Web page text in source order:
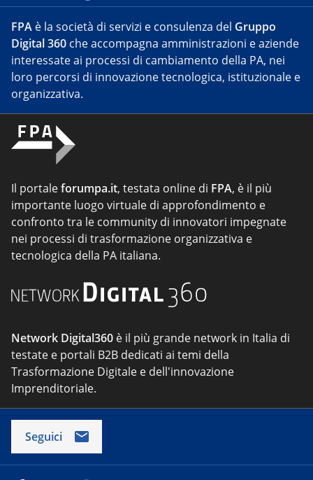
FPA è la società di servizi e consulenza del Gruppo
Digital 360 che accompagna amministrazioni e aziende
interessate ai processi di cambiamento della PA, nei
loro percorsi di innovazione tecnologica, istituzionale e
organizzativa.
Il portaleforumpa.it, testata online di FPA, è il più
importante luogo virtuale di approfondimento e
confronto tra le community di innovatori impegnate
nei processi di trasformazione organizzativa e
tecnologica della PA italiana.
Network Digital360 è il più grande network in Italia di
testate e portali B2B dedicati ai temi della
Trasformazione Digitale e dell'innovazione
Imprenditoriale.
Seguici